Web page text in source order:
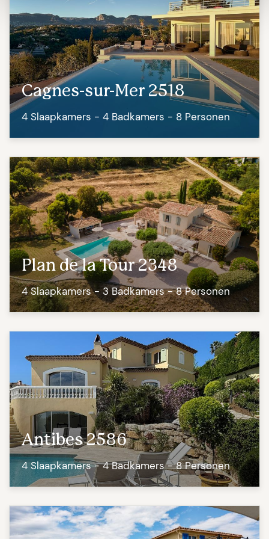
Cagnes-sur-Mer 2518
4 Slaapkamers - 4 Badkamers - 8 Personen
Plan de la Tour 2348
4 Slaapkamers - 3 Badkamers - 8 Personen
Antibes 2586
4 Slaapkamers - 4 Badkamers - 8 Personen